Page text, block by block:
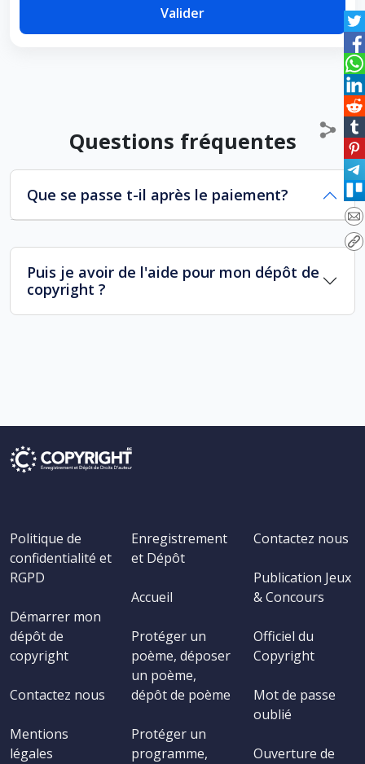
Valider
Questions fréquentes
Que se passe t-il après le paiement?
Puis je avoir de l'aide pour mon dépôt de
copyright ?
Politique de
confidentialité et
RGPD
Démarrer mon
dépôt de
copyright
Contactez nous
Mentions
légales
Enregistrement
et Dépôt
Accueil
Protéger un
poème, déposer
un poème,
dépôt de poème
Protéger un
programme,
Contactez nous
Publication Jeux
& Concours
Officiel du
Copyright
Mot de passe
oublié
Ouverture de